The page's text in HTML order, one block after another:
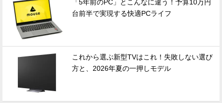
「5年前のPC」とこんなに違う！予算10万円
台前半で実現する快適PCライフ
これから選ぶ新型TVはこれ！失敗しない選び
方と、2026年夏の一押しモデル